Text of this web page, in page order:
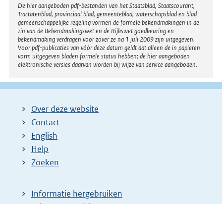
Disclaimer
De hier aangeboden pdf-bestanden van het Staatsblad, Staatscourant,
Tractatenblad, provinciaal blad, gemeenteblad, waterschapsblad en blad
gemeenschappelijke regeling vormen de formele bekendmakingen in de
zin van de Bekendmakingswet en de Rijkswet goedkeuring en
bekendmaking verdragen voor zover ze na 1 juli 2009 zijn uitgegeven.
Voor pdf-publicaties van vóór deze datum geldt dat alleen de in papieren
vorm uitgegeven bladen formele status hebben; de hier aangeboden
elektronische versies daarvan worden bij wijze van service aangeboden.
Over deze website
Contact
English
Help
Zoeken
Informatie hergebruiken